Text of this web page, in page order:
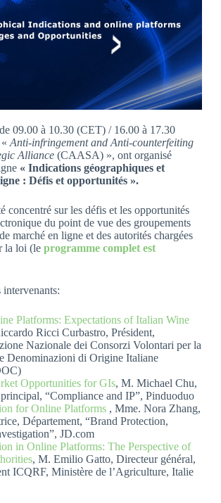
09.00 à 10.30 (CET) / 16.00 à 17.30
Anti-infringement and Anti-counterfeiting
Alliance(CAASA) », ont organisé
« Indications géographiques et
: Défis et opportunités ».
concentré sur les défis et les opportunités
du point de vue des groupements
marché en ligne et des autorités chargées
la loi (le programme complet est
intervenants:
Platforms: Expectations of Italian Wine
Ricci Curbastro, Président,
Nazionale dei Consorzi Volontari per la
Denominazioni di Origine Italiane
Opportunities for GIs, M. Michael Chu,
“Compliance and IP”, Pinduoduo
for Online Platforms, Mme. Nora Zhang,
Département, “Brand Protection,
JD.com
in Online Platforms: The Perspective of
, M. Emilio Gatto, Directeur général,
ICQRF, Ministère de l’Agriculture, Italie